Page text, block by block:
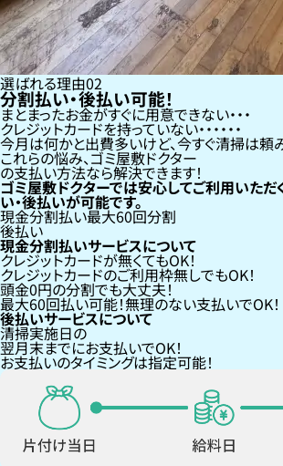
選ばれる理由02
分割払い・後払い可能！
まとまったお金がすぐに用意できない
クレジットカードを持っていない・・・
今月は何かと出費多いけど、今すぐ清掃は頼
これらの悩み、ゴミ屋敷ドクター
の支払い方法なら解決できます！
ゴミ屋敷ドクターでは安心してご利用いた
い・後払いが可能です。
現金分割払い最大60回分割
後払い
現金分割払いサービスについて
クレジットカードが無くてもOK！
クレジットカードのご利用枠無しでもOK！
頭金0円の分割でも大丈夫！
最大60回払い可能！無理のない支払いでOK！
後払いサービスについて
清掃実施日の
翌月末までにお支払いでOK！
お支払いのタイミングは指定可能！